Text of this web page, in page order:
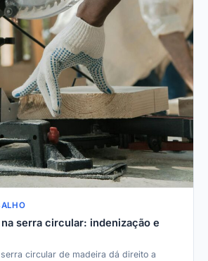
serra circular: indenização e
circular de madeira dá direito a